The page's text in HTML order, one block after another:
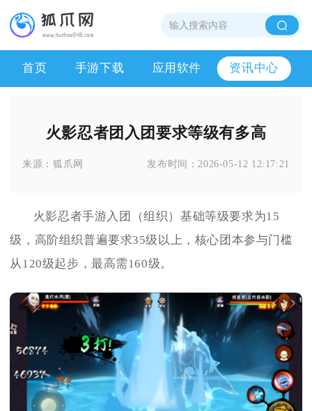
首页 手游下载 应用软件 资讯中心
火影忍者团入团要求等级有多高
来源：狐爪网 发布时间：2026-05-12 12:17:21
火影忍者手游入团（组织）基础等级要求为15
级，高阶组织普遍要求35级以上，核心团本参与门槛
从120级起步，最高需160级。